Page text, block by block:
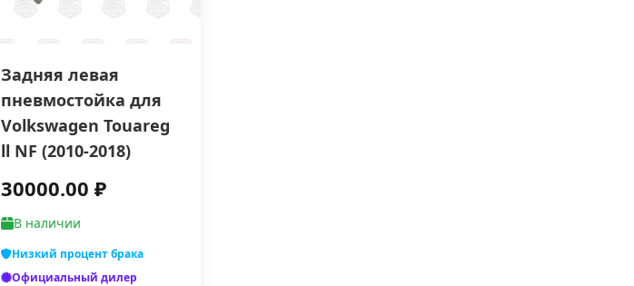
Задняя левая
пневмостойка для
Volkswagen Touareg
ll NF (2010-2018)
30000.00 ₽
В наличии
Низкий процент брака
Официальный дилер